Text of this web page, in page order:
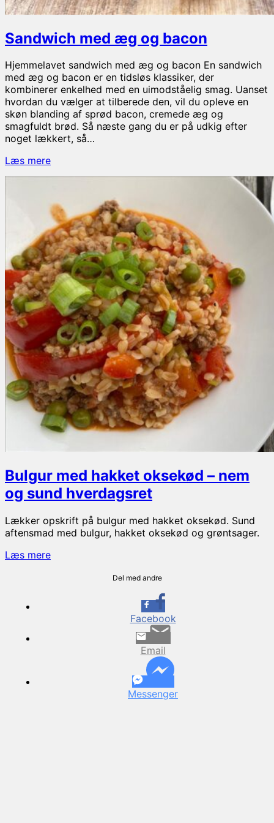
Sandwich med æg og bacon
Hjemmelavet sandwich med æg og bacon En sandwich
med æg og bacon er en tidsløs klassiker, der
kombinerer enkelhed med en uimodståelig smag. Uanset
hvordan du vælger at tilberede den, vil du opleve en
skøn blanding af sprød bacon, cremede æg og
smagfuldt brød. Så næste gang du er på udkig efter
noget lækkert, så…
Læs mereSandwich
bacon
Bulgur med hakket oksekød – nem
og sund hverdagsret
Lækker opskrift på bulgur med hakket oksekød. Sund
aftensmad med bulgur, hakket oksekød og grøntsager.
Læs mereBulgur
Del med andre
Facebook
Email
Messenger